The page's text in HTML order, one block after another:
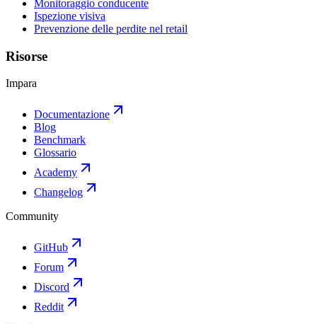
Monitoraggio conducente
Ispezione visiva
Prevenzione delle perdite nel retail
Risorse
Impara
Documentazione
Blog
Benchmark
Glossario
Academy
Changelog
Community
GitHub
Forum
Discord
Reddit